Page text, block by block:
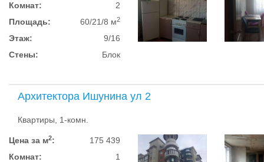
Комнат:
2
Площадь:
60/21/8 м2
Этаж:
9/16
Стены:
Блок
Архитектора Ишунина ул 2
Квартиры, 1-комн.
Цена за м2:
175 439
Комнат:
1